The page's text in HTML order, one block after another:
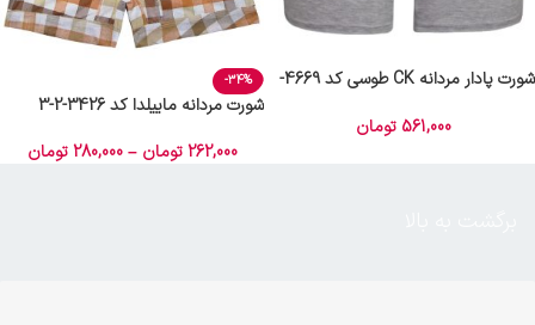
شورت پادار مردانه CK طوسی کد 4669-
561,000 تومان
-34%
شورت مردانه ماییلدا کد 3426-2-3
262,000 تومان –
280,000 تومان